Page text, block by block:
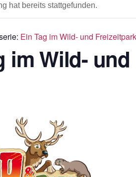
hat bereits stattgefunden.
Ein Tag im Wild- und
im Wild-